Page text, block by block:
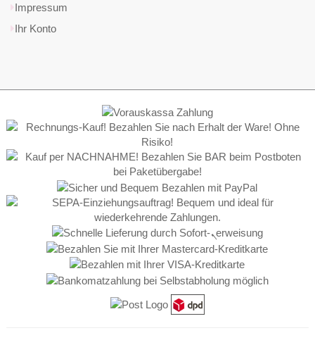
Impressum
Ihr Konto